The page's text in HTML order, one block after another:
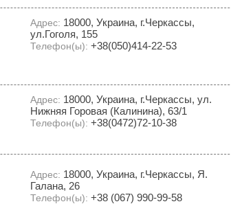
Адрес: 18000, Украина, г.Черкассы,
ул.Гоголя, 155
Телефон(ы): +38(050)414-22-53
Адрес: 18000, Украина, г.Черкассы, ул.
Нижняя Горовая (Калинина), 63/1
Телефон(ы): +38(0472)72-10-38
Адрес: 18000, Украина, г.Черкассы, Я.
Галана, 26
Телефон(ы): +38 (067) 990-99-58